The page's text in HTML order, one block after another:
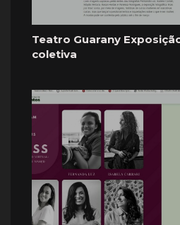
Teatro Guarany
coletiva